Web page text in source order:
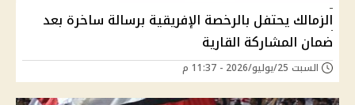
الزمالك يحتفل بالرخصة الإفريقية برسالة ساخرة بعد
ضمان المشاركة القارية
السبت 25/يوليو/2026 - 11:37 م